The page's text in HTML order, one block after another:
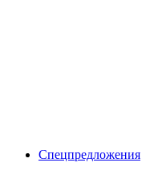
Спецпредложения